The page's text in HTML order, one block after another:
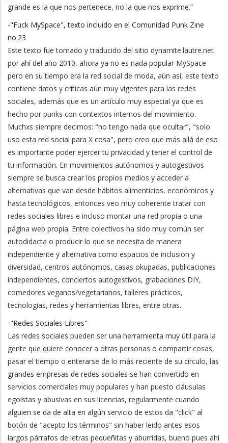
grande es la que nos pertenece, no la que nos exprime.”
-"Fuck MySpace", texto incluido en el Comunidad Punk Zine
no.23
Este texto fue tomado y traducido del sitio dynamite.lautre.net
por ahí del año 2010, ahora ya no es nada popular MySpace
pero en su tiempo era la red social de moda, aún así, este texto
contiene datos y críticas aún muy vigentes para las redes
sociales, además que es un artículo muy especial ya que es
hecho por punks con contextos internos del movimiento.
Muchxs siempre decimos: "no tengo nada que ocultar", "solo
uso esta red social para X cosa", pero creo que más allá de eso
es importante poder ejercer tu privacidad y tener el control de
tu información. En movimientos autónomos y autogestivos
siempre se busca crear los propios medios y acceder a
alternativas que van desde hábitos alimenticios, económicos y
hasta tecnológicos, entonces veo muy coherente tratar con
redes sociales libres e incluso montar una red propia o una
página web propia. Entre colectivos ha sido muy común ser
autodidacta o producir lo que se necesita de manera
independiente y alternativa como espacios de inclusion y
diversidad, centros autónomos, casas okupadas, publicaciones
independientes, conciertos autogestivos, grabaciones DIY,
comedores veganos/vegetarianos, talleres prácticos,
tecnologias, redes y herramientas libres, entre otras.
-"Redes Sociales Libres"
Las redes sociales pueden ser una herramienta muy útil para la
gente que quiere conocer a otras personas o compartir cosas,
pasar el tiempo o enterarse de lo más reciente de su círculo, las
grandes empresas de redes sociales se han convertido en
servicios comerciales muy populares y han puesto cláusulas
egoistas y abusivas en sus licencias, regularmente cuando
alguien se da de alta en algún servicio de estos da "click" al
botón de "acepto los términos" sin haber leido antes esos
largos párrafos de letras pequeñitas y aburridas, bueno pues ahí